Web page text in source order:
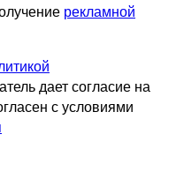
рекламной
дает согласие на
с условиями